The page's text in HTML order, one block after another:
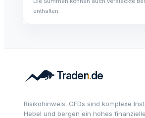
enthalten.
Risikohinweis: CFDs sind komplexe
Hebel und bergen ein hohes